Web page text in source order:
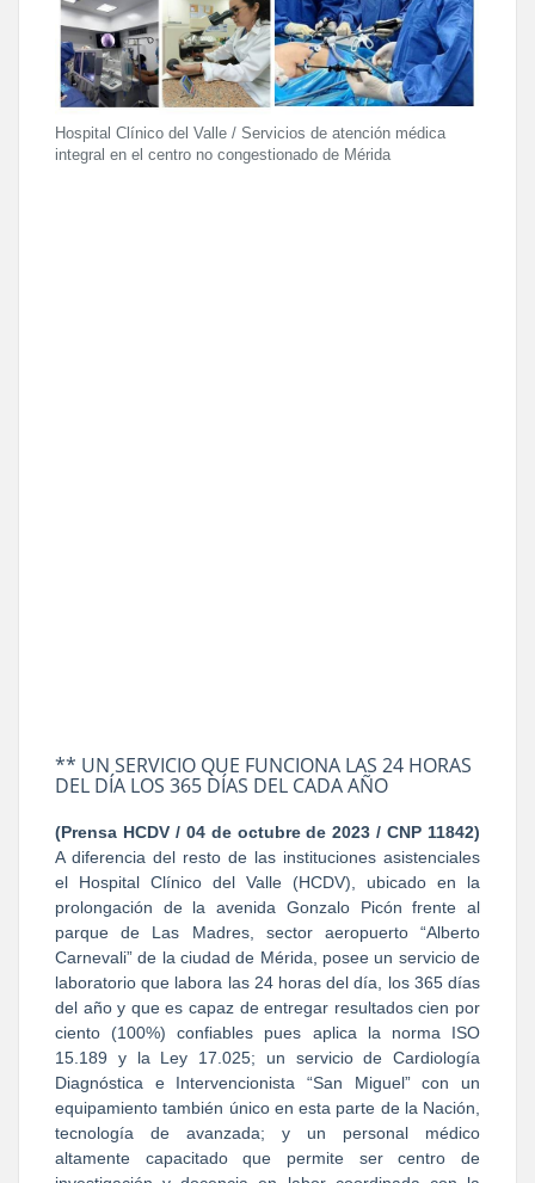
Hospital Clínico del Valle / Servicios de atención médica
integral en el centro no congestionado de Mérida
** UN SERVICIO QUE FUNCIONA LAS 24 HORAS
DEL DÍA LOS 365 DÍAS DEL CADA AÑO
(Prensa HCDV / 04 de octubre de 2023 / CNP 11842)
A diferencia del resto de las instituciones asistenciales
el Hospital Clínico del Valle (HCDV), ubicado en la
prolongación de la avenida Gonzalo Picón frente al
parque de Las Madres, sector aeropuerto “Alberto
Carnevali” de la ciudad de Mérida, posee un servicio de
laboratorio que labora las 24 horas del día, los 365 días
del año y que es capaz de entregar resultados cien por
ciento (100%) confiables pues aplica la norma ISO
15.189 y la Ley 17.025; un servicio de Cardiología
Diagnóstica e Intervencionista “San Miguel” con un
equipamiento también único en esta parte de la Nación,
tecnología de avanzada; y un personal médico
altamente capacitado que permite ser centro de